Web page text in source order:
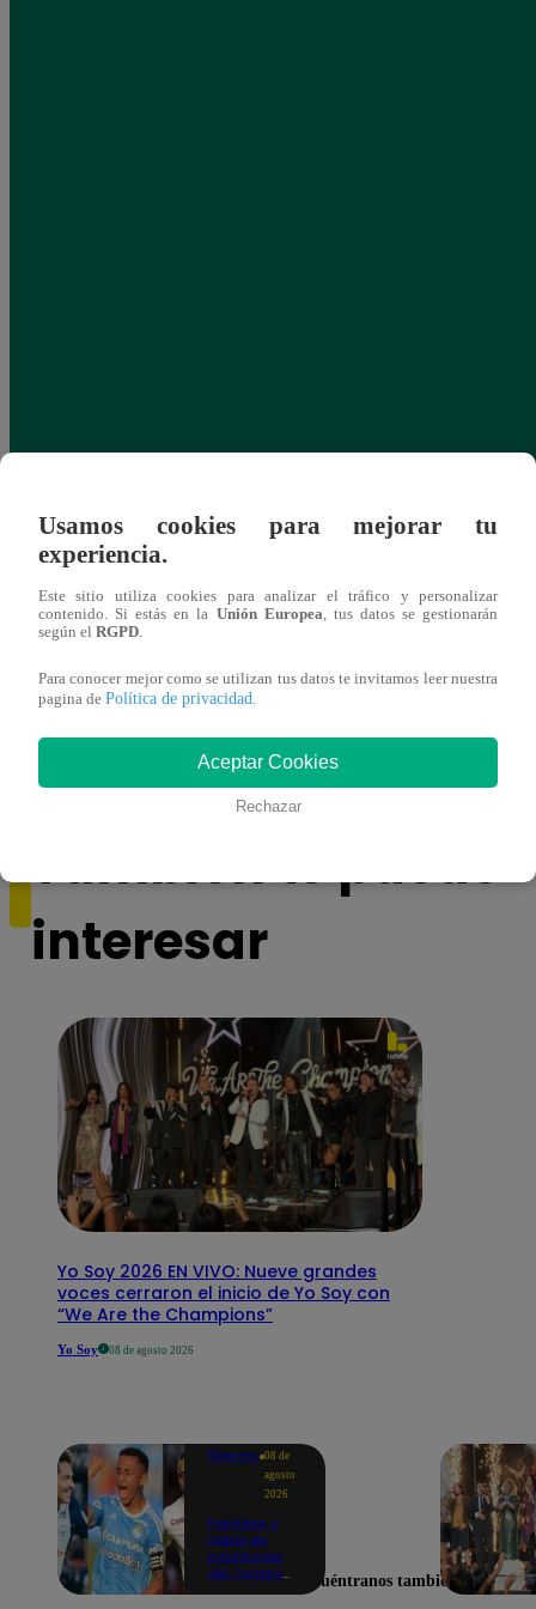
Muere exparticipante de La Voz Colombia
tras denunciar negligencia médica
La
También te puede
interesar
Yo Soy 2026 EN VIVO: Nueve grandes
voces cerraron el inicio de Yo Soy con
“We Are the Champions”
Yo Soy 08 de agosto 2026
Deportes 08 de
agosto
2026
Partidos y
tabla de
posiciones
del Torneo
Usamos cookies para mejorar tu
experiencia.
Este sitio utiliza cookies para analizar el tráfico y personalizar
contenido. Si estás en la Unión Europea, tus datos se gestionarán
según el RGPD.
Para conocer mejor como se utilizan tus datos te invitamos leer nuestra
pagina de Política de privacidad.
Aceptar Cookies
Rechazar
Encuéntranos también en